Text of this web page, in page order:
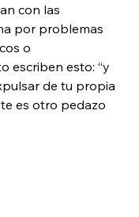
con las
por problemas
o
escriben esto: “y
de tu propia
es otro pedazo